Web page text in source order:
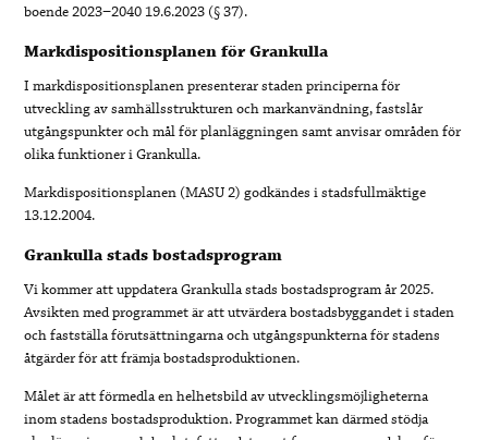
boende 2023−2040 19.6.2023 (§ 37).
Markdispositionsplanen för Grankulla
I markdispositionsplanen presenterar staden principerna för
utveckling av samhällsstrukturen och markanvändning, fastslår
utgångspunkter och mål för planläggningen samt anvisar områden för
olika funktioner i Grankulla.
Markdispositionsplanen (MASU 2) godkändes i stadsfullmäktige
13.12.2004.
Grankulla stads bostadsprogram
Vi kommer att uppdatera Grankulla stads bostadsprogram år 2025.
Avsikten med programmet är att utvärdera bostadsbyggandet i staden
och fastställa förutsättningarna och utgångspunkterna för stadens
åtgärder för att främja bostadsproduktionen.
Målet är att förmedla en helhetsbild av utvecklingsmöjligheterna
inom stadens bostadsproduktion. Programmet kan därmed stödja